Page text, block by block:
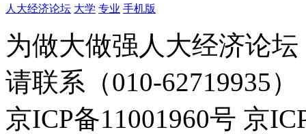
人大经济论坛 大学 专业 手机版
为做大做强人大经济论
请联系（010-62719935）
京ICP备11001960号 京